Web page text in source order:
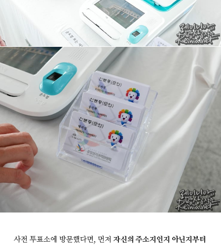
사전 투표소에 방문했다면, 먼저 자신의 주소지인지 아닌지부터